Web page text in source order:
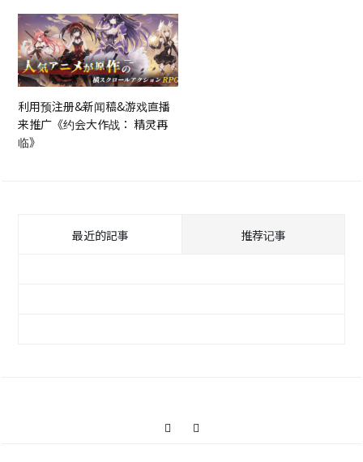
利用预注册&新闻稿&游戏直播
来推广《约会大作战： 精灵再
临》
最近的記事 推荐记事